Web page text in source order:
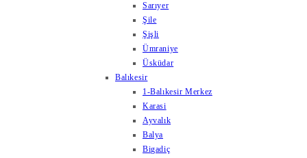
Sarıyer
Şile
Şişli
Ümraniye
Üsküdar
Balıkesir
1-Balıkesir Merkez
Karasi
Ayvalık
Balya
Bigadiç